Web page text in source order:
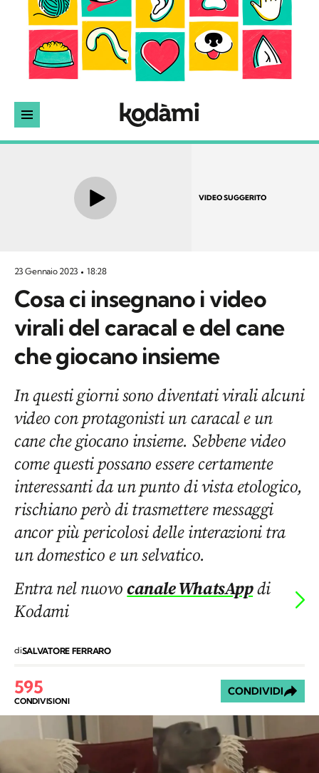
VIDEO SUGGERITO
23 Gennaio 2023 18:28
Cosa ci insegnano i video
virali del caracal e del cane
che giocano insieme
In questi giorni sono diventati virali alcuni
video con protagonisti un caracal e un
cane che giocano insieme. Sebbene video
come questi possano essere certamente
interessanti da un punto di vista etologico,
rischiano però di trasmettere messaggi
ancor più pericolosi delle interazioni tra
un domestico e un selvatico.
Entra nel nuovocanale WhatsAppdi
Kodami
diSALVATORE FERRARO
595
CONDIVISIONI
CONDIVIDI